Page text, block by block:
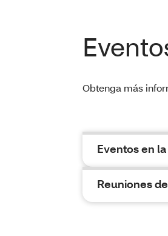
Obtenga más
Eventos en
Reuniones